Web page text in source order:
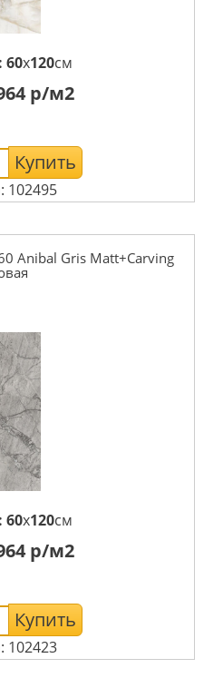
60x120см
р/м2
Купить
102495
Anibal Gris Matt+Carving
60x120см
р/м2
Купить
102423